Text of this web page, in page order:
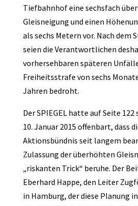
Tiefbahnhof eine sechsfach
Gleisneigung und einen
als sechs Metern vor. Nach dem
seien die Verantwortlichen
vorhersehbaren späteren
Freiheitsstrafe von sechs
Jahren bedroht.
Der SPIEGEL hatte auf Seite 122
10. Januar 2015 offenbart, dass
Aktionsbündnis seit langem
Zulassung der überhöhten
„riskanten Trick“ beruhe. Der
Eberhard Happe, den Leiter
in Hamburg, der diese Planung